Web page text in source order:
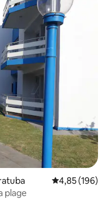
appréciés
Évaluation
4,85 (196)
plage